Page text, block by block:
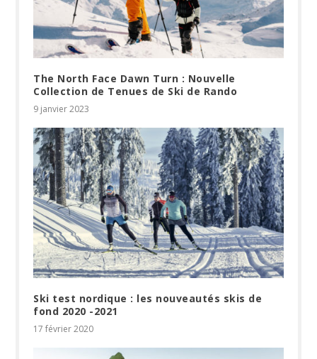
The North Face Dawn Turn : Nouvelle
Collection de Tenues de Ski de Rando
9 janvier 2023
Ski test nordique : les nouveautés skis de
fond 2020 -2021
17 février 2020